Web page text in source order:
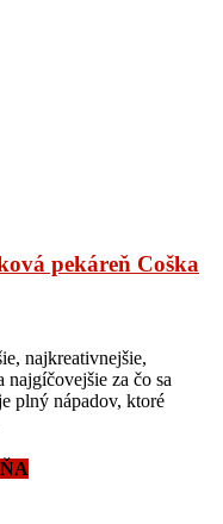
pekáreň Coška
najkreativnejšie,
za čo sa
plný nápadov, ktoré